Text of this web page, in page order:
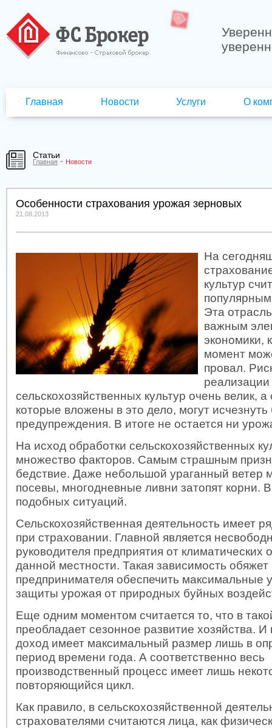
Главная Новости Услуги О
Статьи
Главная- Новости
Особенности страхования урожая зерновых
21.08.2013
На
культур
Эта
важным
экономики,
момент
провал.
сельскохозяйственных культур очень велик, а
которые вложены в это дело, могут исчезнуть
предупреждения. В итоге не остается ни
На исход обработки сельскохозяйственных
множество факторов. Самым страшным
бедствие. Даже небольшой ураганный ветер
посевы, многодневные ливни затопят корни.
подобных ситуаций.
Сельскохозяйственная деятельность имеет
при страховании. Главной является
руководителя предприятия от климатических
данной местности. Такая зависимость обяжет
предпринимателя обеспечить максимальные
защиты урожая от природных буйных
Еще одним моментом считается то, что в
преобладает сезонное развитие хозяйства. И
доход имеет максимальный размер лишь в
период времени года. А соответственно весь
производственный процесс имеет лишь
повторяющийся цикл.
Как правило, в сельскохозяйственной
страхователями считаются лица, как